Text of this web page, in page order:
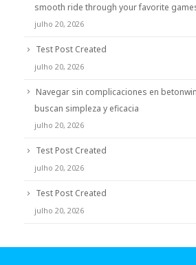
smooth ride through your favorite
julho 20, 2026
Test Post Created
julho 20, 2026
Navegar sin complicaciones en
buscan simpleza y eficacia
julho 20, 2026
Test Post Created
julho 20, 2026
Test Post Created
julho 20, 2026